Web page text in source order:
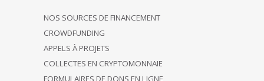
NOS SOURCES DE FINANCEMENT
CROWDFUNDING
APPELS À PROJETS
COLLECTES EN CRYPTOMONNAIE
FORMULAIRES DE DONS EN LIGNE